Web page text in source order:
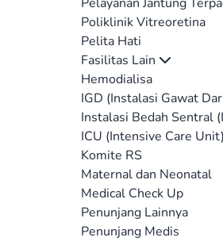
Poliklinik Vitreoretina
Pelita Hati
Fasilitas Lain
Hemodialisa
IGD (Instalasi Gawat
Instalasi Bedah Sentral
ICU (Intensive Care Unit)
Komite RS
Maternal dan Neonatal
Medical Check Up
Penunjang Lainnya
Penunjang Medis